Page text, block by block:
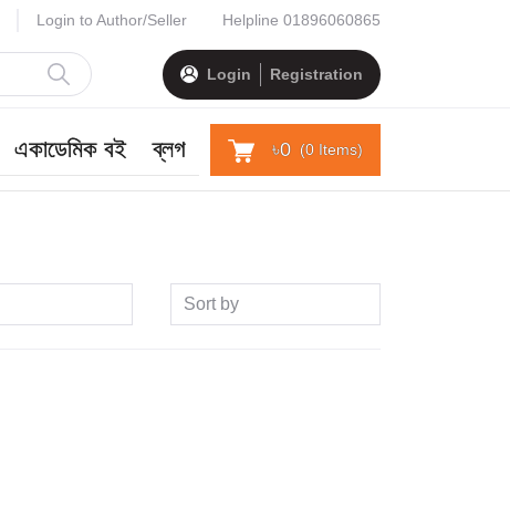
Login to Author/Seller Helpline 01896060865
Login Registration
একাডেমিক বই ব্লগ ৳0 (0 Items)
Sort by